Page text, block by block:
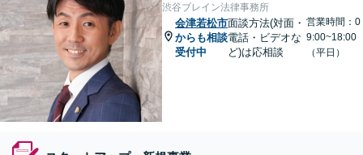
渋谷ブレイン法律事務所
会津若松市
からも相談
受付中
面談方法(対面・
電話・ビデオな
ど)は応相談
営業時間：0
9:00~18:00
（平日）